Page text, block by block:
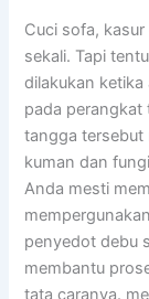
Cuci sofa,
sekali. Tapi
dilakukan
pada perangkat
tangga tersebut
kuman dan
Anda mesti
penyedot debu
membantu
tata caranya.